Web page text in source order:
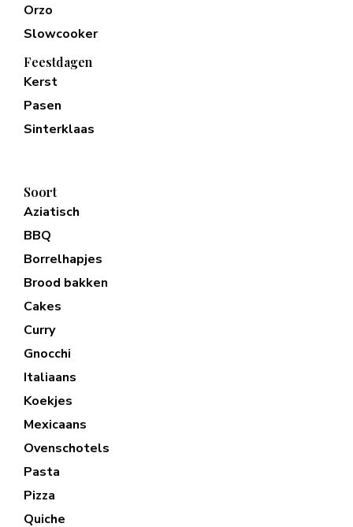
Orzo
Slowcooker
Feestdagen
Kerst
Pasen
Sinterklaas
Soort
Aziatisch
BBQ
Borrelhapjes
Brood bakken
Cakes
Curry
Gnocchi
Italiaans
Koekjes
Mexicaans
Ovenschotels
Pasta
Pizza
Quiche